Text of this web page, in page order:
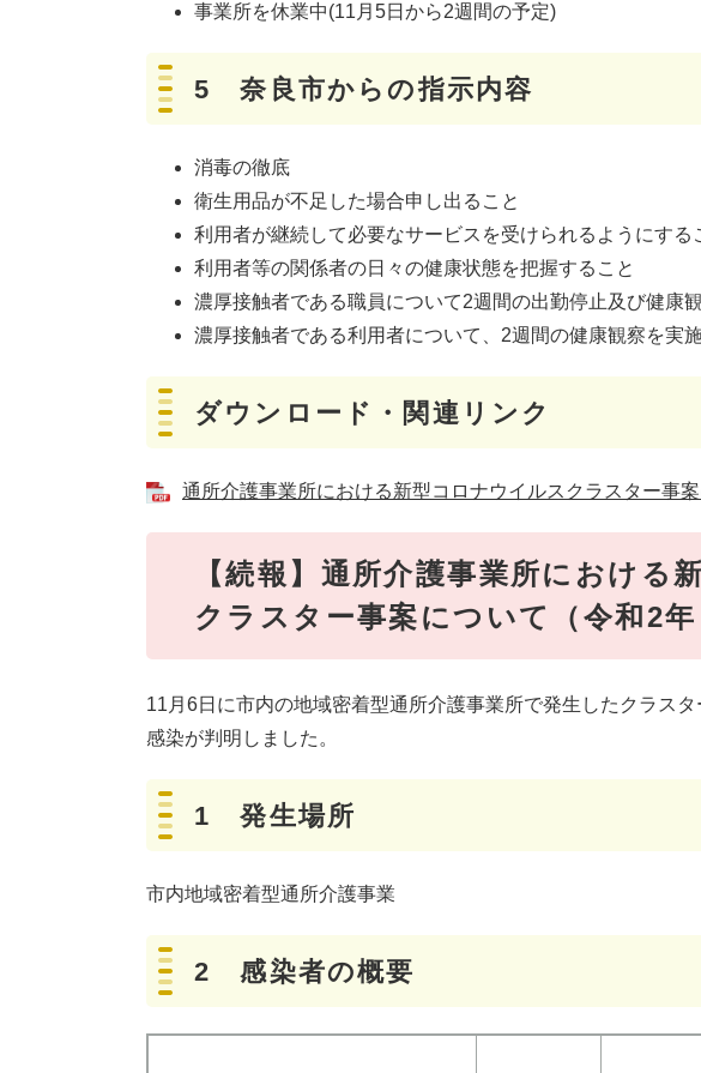
事業所を休業中(11月5日から2週間の予定)
5奈良市からの指示内容
消毒の徹底
衛生用品が不足した場合申し出ること
利用者が継続して必要なサービスを受けられるようにする
利用者等の関係者の日々の健康状態を把握すること
濃厚接触者である職員について2週間の出勤停止及び健康
濃厚接触者である利用者について、2週間の健康観察を実
ダウンロード・関連リンク
通所介護事業所における新型コロナウイルスクラスター事
【続報】通所介護事業所における
クラスター事案について（令和2年
11月6日に市内の地域密着型通所介護事業所で発生したクラス
感染が判明しました。
1 発生場所
市内地域密着型通所介護事業
2 感染者の概要